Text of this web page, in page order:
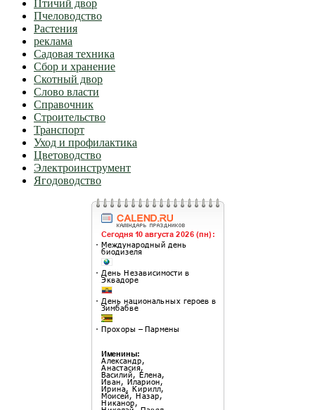
Птичий двор
Пчеловодство
Растения
реклама
Садовая техника
Сбор и хранение
Скотный двор
Слово власти
Справочник
Строительство
Транспорт
Уход и профилактика
Цветоводство
Электроинструмент
Ягодоводство